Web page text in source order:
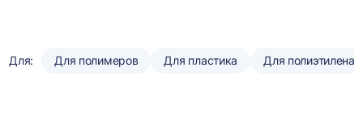
Для: Для полимеров Для пластика Для полиэтилена